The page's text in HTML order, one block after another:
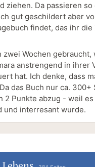
ziehen. Da passieren so
gut geschildert aber
findet, das ihr die
zwei Wochen gebraucht,
anstrengend in ihrer
hat. Ich denke, dass
das Buch nur ca. 300+
2 Punkte abzug - weil
und interresant wurde.